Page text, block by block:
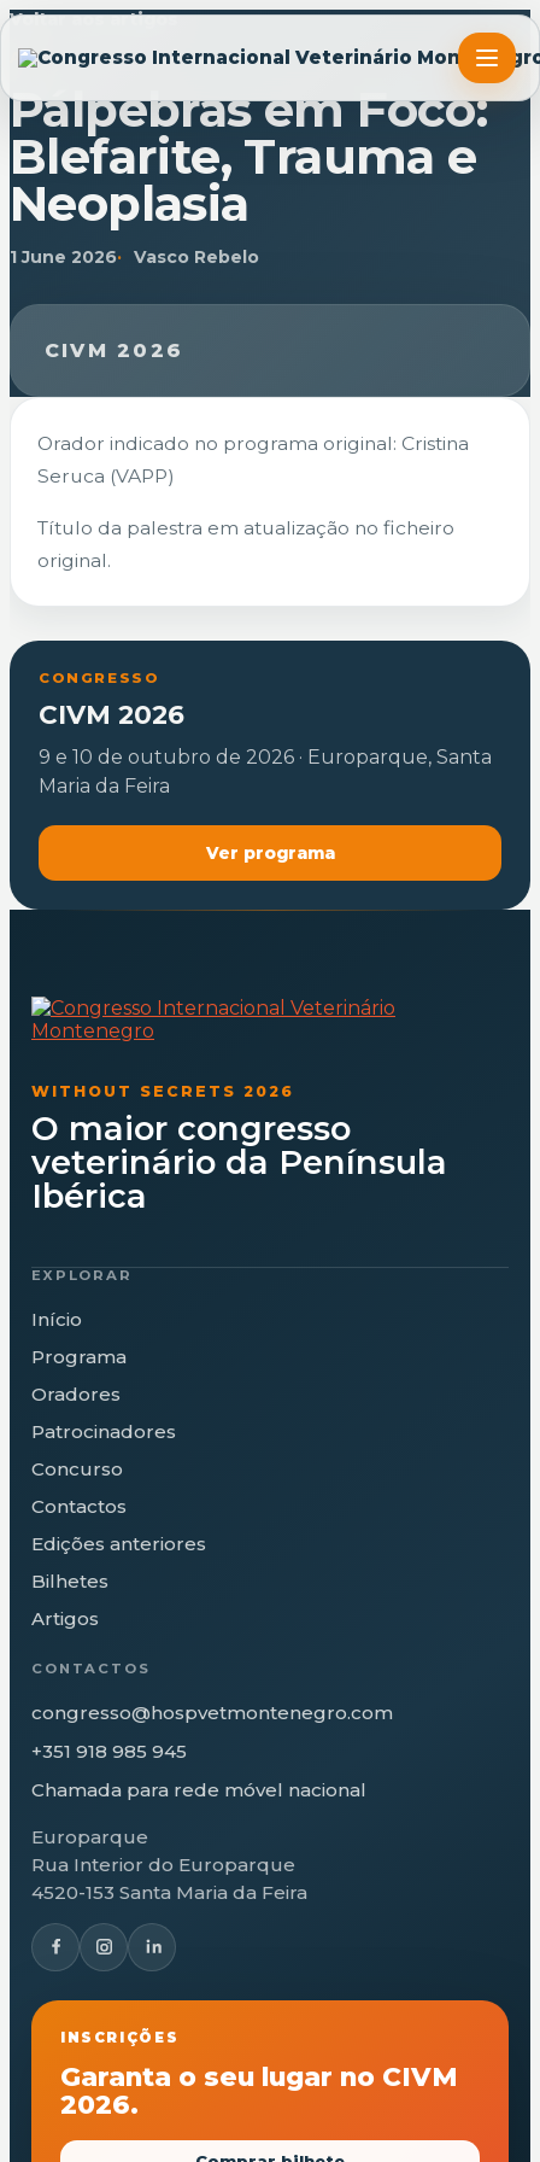
Voltar aos artigos
ARTIGO
Pálpebras em Foco:
Blefarite, Trauma e
Neoplasia
1 June 2026 Vasco Rebelo
CIVM 2026
Orador indicado no programa original: Cristina
Seruca (VAPP)
Título da palestra em atualização no ficheiro
original.
CONGRESSO
CIVM 2026
9 e 10 de outubro de 2026 · Europarque, Santa
Maria da Feira
Ver programa
WITHOUT SECRETS 2026
O maior congresso
veterinário da Península
Ibérica
EXPLORAR
Início
Programa
Oradores
Patrocinadores
Concurso
Contactos
Edições anteriores
Bilhetes
Artigos
CONTACTOS
congresso@hospvetmontenegro.com
+351 918 985 945
Chamada para rede móvel nacional
Europarque
Rua Interior do Europarque
4520-153 Santa Maria da Feira
INSCRIÇÕES
Garanta o seu lugar no CIVM
2026.